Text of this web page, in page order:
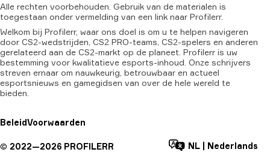
Alle rechten voorbehouden. Gebruik van de materialen is
toegestaan onder vermelding van een link naar Profilerr.
Welkom bij Profilerr, waar ons doel is om u te helpen navigeren
door CS2-wedstrijden, CS2 PRO-teams, CS2-spelers en anderen
gerelateerd aan de CS2-markt op de planeet. Profilerr is uw
bestemming voor kwalitatieve esports-inhoud. Onze schrijvers
streven ernaar om nauwkeurig, betrouwbaar en actueel
esportsnieuws en gamegidsen van over de hele wereld te
bieden.
BeleidVoorwaarden
© 2022—2026 PROFILERR NL Nederlands